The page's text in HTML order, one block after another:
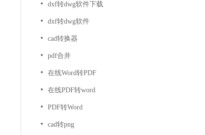
dxf转dwg软件下载
dxf转dwg软件
cad转换器
pdf合并
在线Word转PDF
在线PDF转word
PDF转Word
cad转png